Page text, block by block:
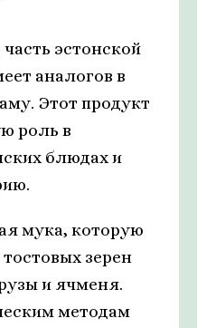
эстонской
аналогов в
Этот продукт
роль в
блюдах и
мука, которую
зерен
и ячменя.
методам